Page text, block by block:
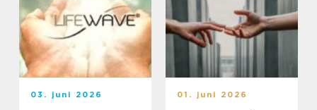
03. juni 2026 01. juni 2026